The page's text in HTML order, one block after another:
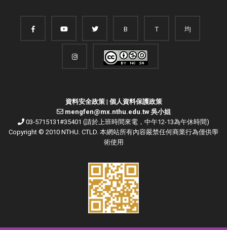
B T 均
資料安全政策| 個人資料保護政策
mengfen@mx.nthu.edu.tw 吳小姐
03-5715131#35401 (請於上班時間來電，中午12-13為午休時間)
Copyright © 2010 NTHU. CTLD. 本網站所有內容嚴禁任何商業行為僅供學
術使用